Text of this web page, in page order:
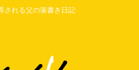
される父の落書き日記